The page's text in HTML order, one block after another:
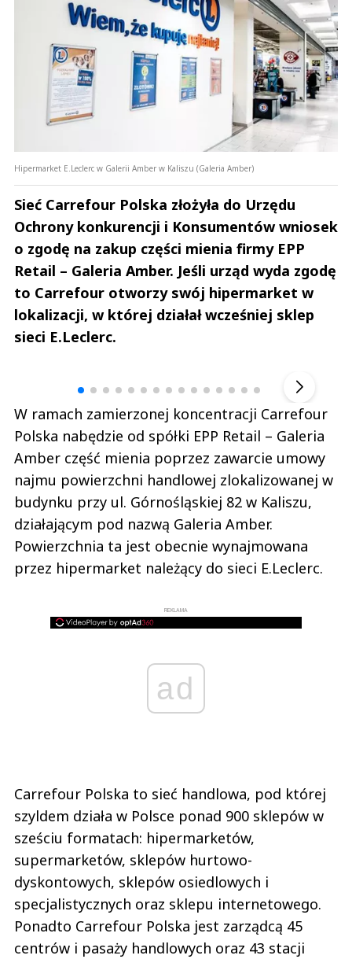
Hipermarket E.Leclerc w Galerii Amber w Kaliszu (Galeria Amber)
Sieć Carrefour Polska złożyła do Urzędu
Ochrony konkurencji i Konsumentów wniosek
o zgodę na zakup części mienia firmy EPP
Retail – Galeria Amber. Jeśli urząd wyda zgodę
to Carrefour otworzy swój hipermarket w
lokalizacji, w której działał wcześniej sklep
sieci E.Leclerc.
W ramach zamierzonej koncentracji Carrefour
Polska nabędzie od spółki EPP Retail – Galeria
Amber część mienia poprzez zawarcie umowy
najmu powierzchni handlowej zlokalizowanej w
budynku przy ul. Górnośląskiej 82 w Kaliszu,
działającym pod nazwą Galeria Amber.
Powierzchnia ta jest obecnie wynajmowana
przez hipermarket należący do sieci E.Leclerc.
REKLAMA
ad
Carrefour Polska to sieć handlowa, pod której
szyldem działa w Polsce ponad 900 sklepów w
sześciu formatach: hipermarketów,
supermarketów, sklepów hurtowo-
dyskontowych, sklepów osiedlowych i
specjalistycznych oraz sklepu internetowego.
Ponadto Carrefour Polska jest zarządcą 45
centrów i pasaży handlowych oraz 43 stacji